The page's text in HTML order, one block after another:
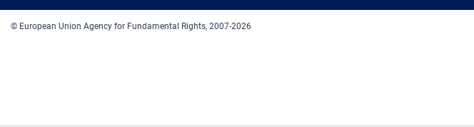
© European Union Agency for Fundamental Rights, 2007-2026